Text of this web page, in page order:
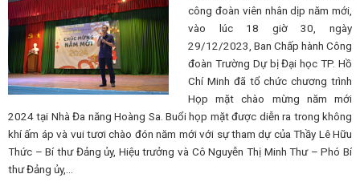
công đoàn viên nhân dịp năm mới,
vào lúc 18 giờ 30, ngày
29/12/2023, Ban Chấp hành Công
đoàn Trường Dự bị Đại học TP. Hồ
Chí Minh đã tổ chức chương trình
Họp mặt chào mừng năm mới
2024 tại Nhà Đa năng Hoàng Sa. Buổi họp mặt được diễn ra trong không
khí ấm áp và vui tươi chào đón năm mới với sự tham dự của Thầy Lê Hữu
Thức – Bí thư Đảng ủy, Hiệu trưởng và Cô Nguyễn Thị Minh Thư – Phó Bí
thư Đảng ủy,…